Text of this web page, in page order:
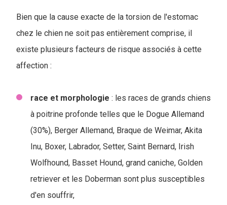
Bien que la cause exacte de la torsion de l'estomac
chez le chien ne soit pas entièrement comprise, il
existe plusieurs facteurs de risque associés à cette
affection :
race et morphologie : les races de grands chiens
à poitrine profonde telles que le Dogue Allemand
(30%), Berger Allemand, Braque de Weimar, Akita
Inu, Boxer, Labrador, Setter, Saint Bernard, Irish
Wolfhound, Basset Hound, grand caniche, Golden
retriever et les Doberman sont plus susceptibles
d'en souffrir,